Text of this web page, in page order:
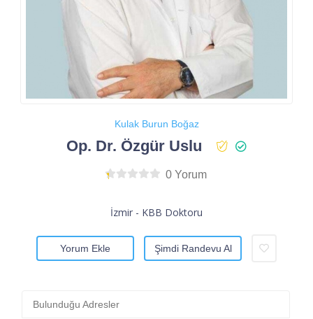
Kulak Burun Boğaz
Op. Dr. Özgür Uslu
0 Yorum
İzmir - KBB Doktoru
Yorum Ekle Şimdi Randevu Al
Bulunduğu Adresler